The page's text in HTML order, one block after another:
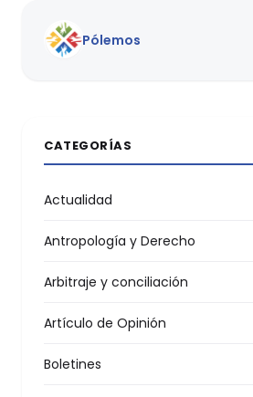
Pólemos
CATEGORÍAS
Actualidad
Antropología y Derecho
Arbitraje y conciliación
Artículo de Opinión
Boletines